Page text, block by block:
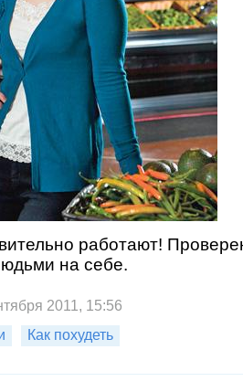
работают!
на себе.
2011, 15:56
Как похудеть